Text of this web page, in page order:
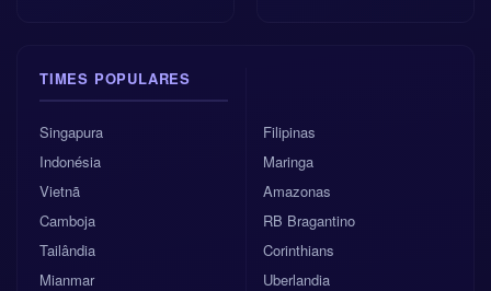
TIMES POPULARES
Singapura
Indonésia
Vietnã
Camboja
Tailândia
Mianmar
Filipinas
Maringa
Amazonas
RB Bragantino
Corinthians
Uberlandia